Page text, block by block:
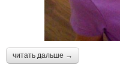
читать дальше →